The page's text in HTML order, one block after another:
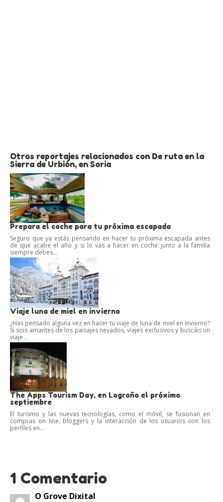
Otros reportajes relacionados con De ruta en la
Sierra de Urbión, en Soria
Prepara el coche para tu próxima escapada
Seguro que ya estás pensando en hacer tu próxima escapada antes
de que acabe el año y si lo vas a hacer en coche junto a la familia
siempre debes...
Viaje luna de miel en invierno
¿Has pensado alguna vez en hacer tu viaje de luna de miel en invierno?
Si sois amantes de los paisajes nevados, viajes exclusivos y buscáis un
viaje...
The Apps Tourism Day, en Logroño el próximo
septiembre
El turismo y las nuevas tecnologías, como el móvil, se fusionan en
compras on line, bloggers y la interacción de los usuarios con los
perfiles en...
1 Comentario
O Grove Dixital